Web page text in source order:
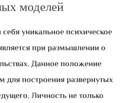
моделей
уникальное психическое
при размышлении о
Данное положение
для построения развернутых
Личность не только